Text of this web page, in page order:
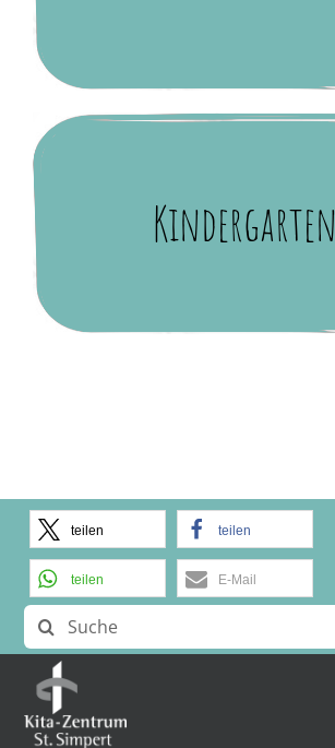
Kindergarten
teilen teilen
teilen E-Mail
Suche
nach: